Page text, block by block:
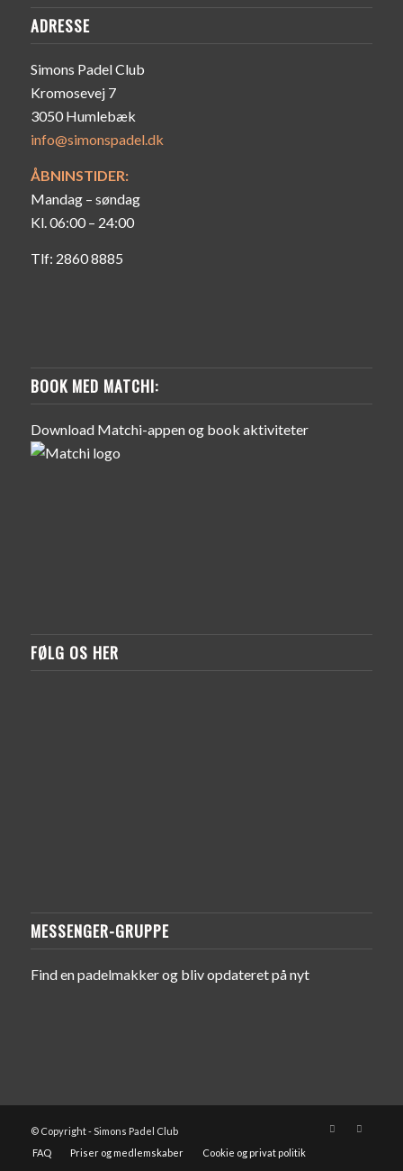
ADRESSE
Simons Padel Club
Kromosevej 7
3050 Humlebæk
info@simonspadel.dk
ÅBNINSTIDER:
Mandag – søndag
Kl. 06:00 – 24:00
Tlf: 2860 8885
BOOK MED MATCHI:
Download Matchi-appen og book aktiviteter
FØLG OS HER
MESSENGER-GRUPPE
Find en padelmakker og bliv opdateret på nyt
© Copyright - Simons Padel Club
FAQ
Priser og medlemskaber Cookie og privat politik